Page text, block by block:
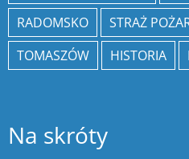
RADOMSKO
STRAŻ
TOMASZÓW
HISTORIA
Na skróty